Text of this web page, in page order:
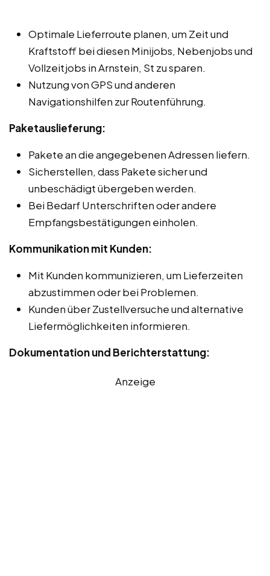
Optimale Lieferroute planen, um Zeit und
Kraftstoff bei diesen Minijobs, Nebenjobs und
Vollzeitjobs in Arnstein, St zu sparen.
Nutzung von GPS und anderen
Navigationshilfen zur Routenführung.
Paketauslieferung:
Pakete an die angegebenen Adressen liefern.
Sicherstellen, dass Pakete sicher und
unbeschädigt übergeben werden.
Bei Bedarf Unterschriften oder andere
Empfangsbestätigungen einholen.
Kommunikation mit Kunden:
Mit Kunden kommunizieren, um Lieferzeiten
abzustimmen oder bei Problemen.
Kunden über Zustellversuche und alternative
Liefermöglichkeiten informieren.
Dokumentation und Berichterstattung:
Anzeige